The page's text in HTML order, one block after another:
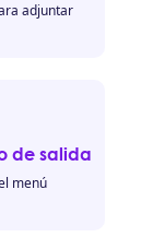
adjuntar
de salida
menú